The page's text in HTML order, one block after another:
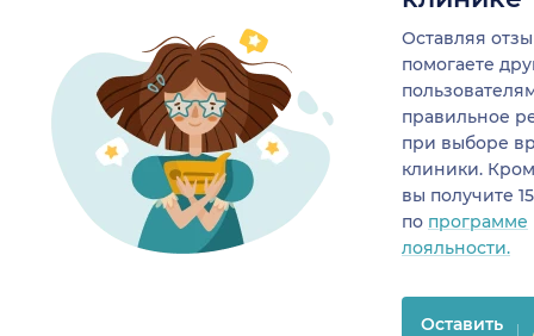
Оставляя
помогаете
правильное
при выборе
клиники.
вы получите
по программе
лояльности.
Оставить